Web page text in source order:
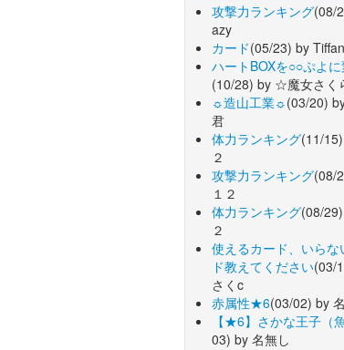
攻撃力ランキング(08/
azy
カード(05/23) by
ハートBOXを○○ぷよ
(10/28) by ☆魔女さ
☼造山工業☼(03/20)
君
体力ランキング(11/15)
２
攻撃力ランキング(08/
１２
体力ランキング(08/29)
２
使えるカード、いらな
ド教えてください(03/
さくc
赤属性★6(03/02) by
【★6】さかな王子（魚
03) by 名無し